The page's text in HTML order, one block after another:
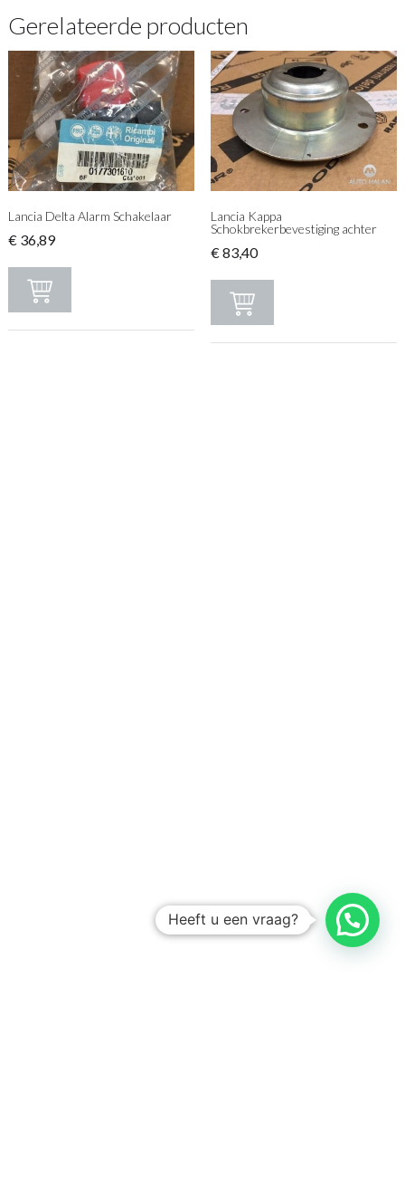
Gerelateerde producten
Lancia Delta Alarm Schakelaar
€36,89
Lancia Kappa
Schokbrekerbevestiging achter
€83,40
Heeft u een vraag?